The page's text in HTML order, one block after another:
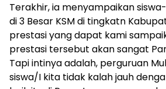
Terakhir, ia menyampaikan
di 3 Besar KSM di tingkatn
prestasi yang dapat kami
prestasi tersebut akan sangat
Tapi intinya adalah, perguruan
siswa/I kita tidak kalah jauh